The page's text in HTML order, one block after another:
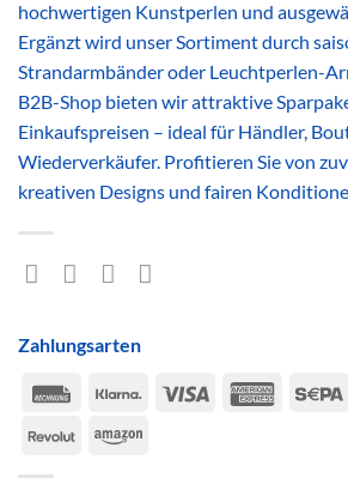
hochwertigen Kunstperlen und
Ergänzt wird unser Sortiment durch
Strandarmbänder oder Leuchtperlen-
B2B-Shop bieten wir attraktive
Einkaufspreisen – ideal für Händler,
Wiederverkäufer. Profitieren Sie von
kreativen Designs und fairen
Zahlungsarten
Rechung
Klarna Visa
American
RevolutAmazon